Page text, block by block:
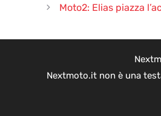
Moto2: Elias piazza
Nextmoto.it non è una